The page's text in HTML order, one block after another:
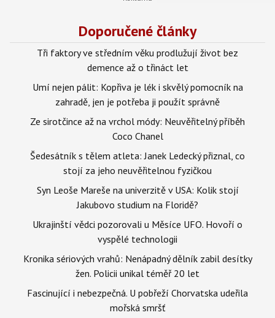
poplatcích za jejich vydání. Riziko i poplatky karty jsou
Doporučené články
Tři faktory ve středním věku prodlužují život bez
demence až o třináct let
Umí nejen pálit: Kopřiva je lék i skvělý pomocník na
zahradě, jen je potřeba ji použít správně
Ze sirotčince až na vrchol módy: Neuvěřitelný příběh
Coco Chanel
Šedesátník s tělem atleta: Janek Ledecký přiznal, co
stojí za jeho neuvěřitelnou fyzičkou
Syn Leoše Mareše na univerzitě v USA: Kolik stojí
Jakubovo studium na Floridě?
Ukrajinští vědci pozorovali u Měsíce UFO. Hovoří o
vyspělé technologii
Kronika sériových vrahů: Nenápadný dělník zabil desítky
žen. Policii unikal téměř 20 let
Fascinující i nebezpečná. U pobřeží Chorvatska udeřila
mořská smršť